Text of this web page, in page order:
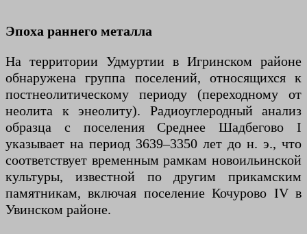
Эпоха раннего металла
На территории Удмуртии в Игринском районе
обнаружена группа поселений, относящихся к
постнеолитическому периоду (переходному от
неолита к энеолиту). Радиоуглеродный анализ
образца с поселения Среднее Шадбегово I
указывает на период 3639–3350 лет до н. э., что
соответствует временным рамкам новоильинской
культуры, известной по другим прикамским
памятникам, включая поселение Кочурово IV в
Увинском районе.